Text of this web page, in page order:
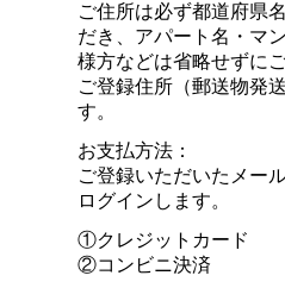
ご住所は必ず都道府県
だき、アパート名・マ
様方などは省略せずに
ご登録住所（郵送物発
す。
お支払方法：
ご登録いただいたメー
ログインします。
①クレジットカード
②コンビニ決済